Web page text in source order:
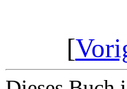
[